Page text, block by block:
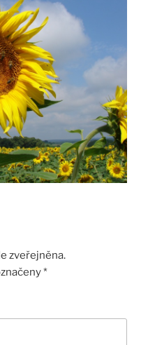
zveřejněna.
*